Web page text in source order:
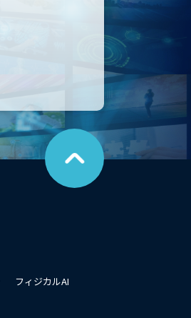
こ
の
ペ
ー
ジ
フィジカルAI